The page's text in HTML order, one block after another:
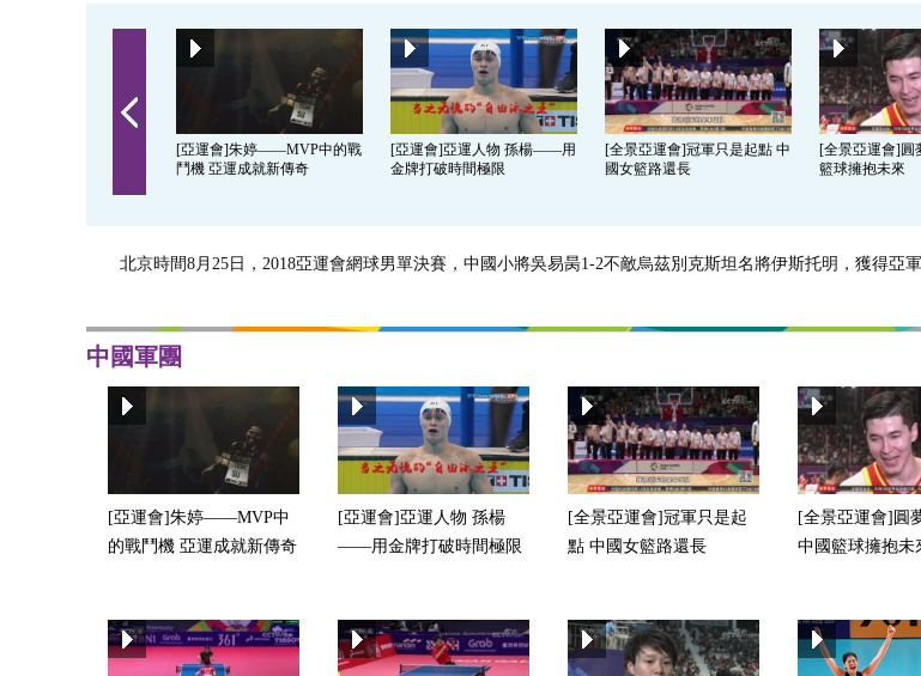
[亞運會]朱婷——MVP中的戰
鬥機 亞運成就新傳奇
[亞運會]亞運人物 孫楊——用
金牌打破時間極限
[全景亞運會]冠軍只是起點 中
國女籃路還長
[全景亞運會]圓
籃球擁抱未來
北京時間8月25日，2018亞運會網球男單決賽，中國小將吳易昺1-2不敵烏茲別克斯坦名將伊斯托明，獲得亞
中國軍團
[亞運會]朱婷——MVP中
的戰鬥機 亞運成就新傳奇
[亞運會]亞運人物 孫楊
——用金牌打破時間極限
[全景亞運會]冠軍只是起
點 中國女籃路還長
[全景亞運會]圓
中國籃球擁抱未